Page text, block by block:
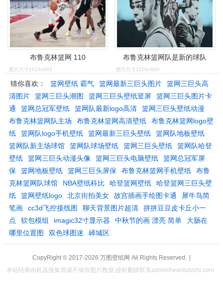
布鲁克林篮网 110
图片尺寸1024x683
布鲁克林篮网队是新的球队
图片尺寸1200x800
猜你喜欢： 篮网壁纸 霸气 篮网最新三巨头图片
篮网三巨头高
清图片
篮网三巨头潮图 篮网三巨头壁纸竖屏
篮网三巨头图片卡
通
篮网总冠军壁纸 篮网队最新logo高清
篮网三巨头壁纸动漫
布鲁克林篮网队主场
布鲁克林篮网高清壁纸
布鲁克林篮网logo壁
纸
篮网队logo手机壁纸 篮网最新三巨头壁纸
篮网队地板壁纸
篮网队新主场球馆
篮网队球场壁纸 篮网三巨头壁纸
篮网队哈登
壁纸
篮网三巨头动漫头像 篮网三巨头电脑壁纸
篮网总冠军屏
保
篮网地板壁纸 篮网三巨头屏保 布鲁克林篮网手机壁纸
布鲁
克林篮网队球馆
NBA壁纸科比 哈登篮网壁纸
哈登篮网三巨头壁
纸
篮网壁纸logo 北京街拍美女 故宫插画手绘图卡通
犀牛鸟简
笔画
cc3d飞控接线图 聊天背景图片超清
拼拼豆豆皮卡丘小一
点
软包模组 imagic32寸显示器 中秋节的画 漂亮 简单
大肠在
哪里位置图
双色球图迷 峄城区
CopyRight © 2017-2026 万图壁纸网 All Rights Reserved.
|
本站结果由机器搜集而成不储存图片数据,侵权删除联系admin#wantubizhi.com